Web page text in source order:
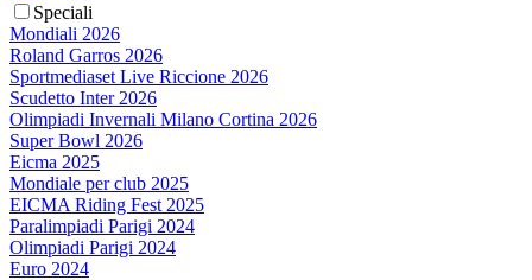
Speciali
Mondiali 2026
Roland Garros 2026
Sportmediaset Live Riccione 2026
Scudetto Inter 2026
Olimpiadi Invernali Milano Cortina 2026
Super Bowl 2026
Eicma 2025
Mondiale per club 2025
EICMA Riding Fest 2025
Paralimpiadi Parigi 2024
Olimpiadi Parigi 2024
Euro 2024